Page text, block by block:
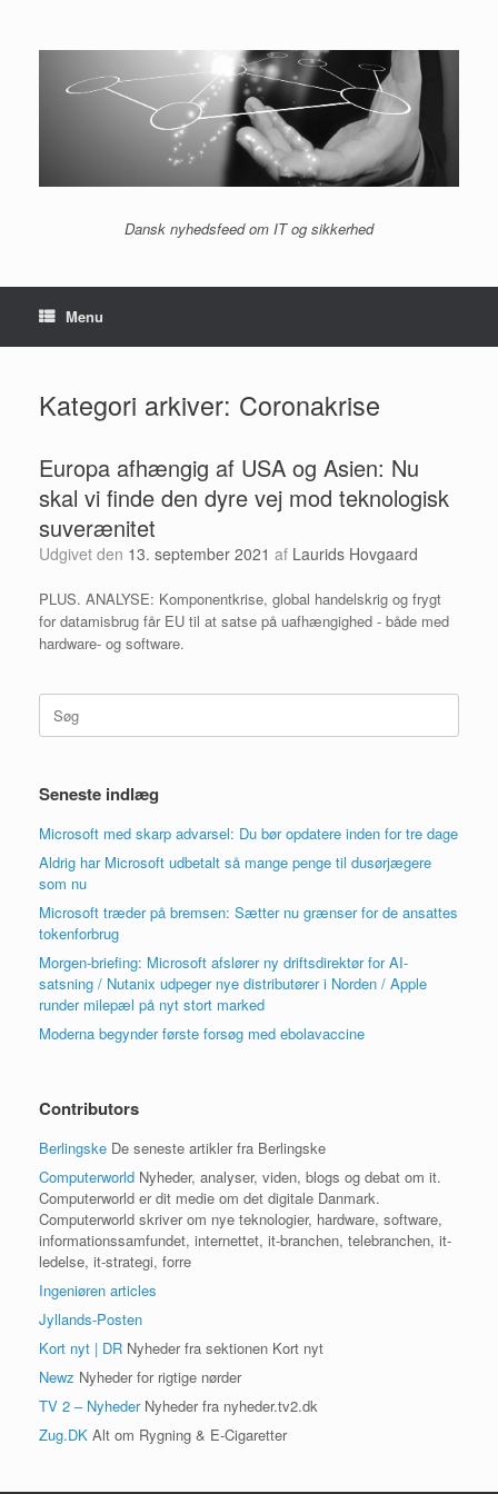
indhold
Dansk nyhedsfeed om IT og sikkerhed
Menu
Kategori arkiver: Coronakrise
Europa afhængig af USA og Asien: Nu
skal vi finde den dyre vej mod teknologisk
suverænitet
Udgivet den 13. september 2021 af Laurids Hovgaard
PLUS. ANALYSE: Komponentkrise, global handelskrig og frygt
for datamisbrug får EU til at satse på uafhængighed - både med
hardware- og software.
Søg
efter:
Seneste indlæg
Microsoft med skarp advarsel: Du bør opdatere inden for tre dage
Aldrig har Microsoft udbetalt så mange penge til dusørjægere
som nu
Microsoft træder på bremsen: Sætter nu grænser for de ansattes
tokenforbrug
Morgen-briefing: Microsoft afslører ny driftsdirektør for AI-
satsning / Nutanix udpeger nye distributører i Norden / Apple
runder milepæl på nyt stort marked
Moderna begynder første forsøg med ebolavaccine
Contributors
Berlingske De seneste artikler fra Berlingske
Computerworld Nyheder, analyser, viden, blogs og debat om it.
Computerworld er dit medie om det digitale Danmark.
Computerworld skriver om nye teknologier, hardware, software,
informationssamfundet, internettet, it-branchen, telebranchen, it-
ledelse, it-strategi, forre
Ingeniøren articles
Jyllands-Posten
Kort nyt | DR Nyheder fra sektionen Kort nyt
Newz Nyheder for rigtige nørder
TV 2 – NyhederNyheder fra nyheder.tv2.dk
Zug.DK Alt om Rygning & E-Cigaretter